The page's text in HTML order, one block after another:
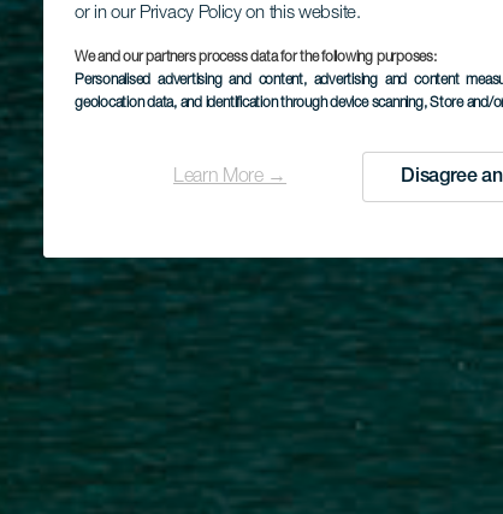
or in our Privacy Policy on this website.
We and our partners process data for the following purposes:
Personalised advertising and content, advertising and content
geolocation data, and identification through device scanning, Store and/
Learn More → Disagree